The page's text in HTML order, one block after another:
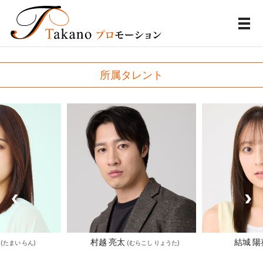
メ
所属タレント
(たまい らん) 村越 亮太 (むらこし りょうた) 結城